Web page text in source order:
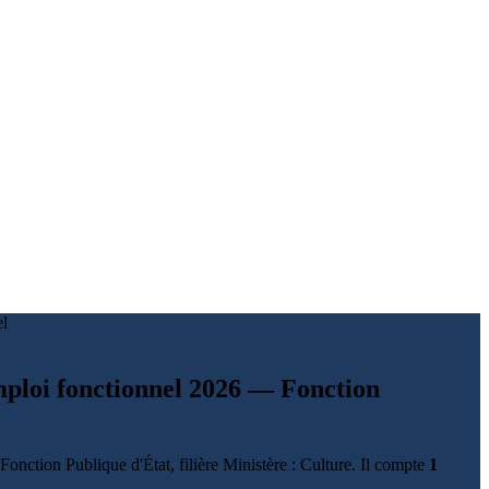
fonctionnel 2026 — Fonction
Publique d'État, filière Ministère : Culture. Il compte 1